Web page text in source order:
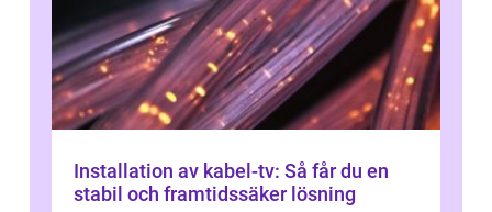
Installation av kabel-tv: Så får du en
stabil och framtidssäker lösning